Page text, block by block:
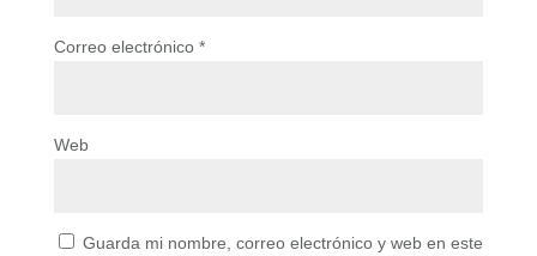
Correo electrónico *
Web
Guarda mi nombre, correo electrónico y web en este